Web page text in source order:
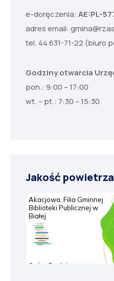
e-doręczenia: AE:PL-
adres email:
tel. 44 631-71-22 (biuro
Godziny otwarcia
pon.: 9:00 – 17:00
wt. – pt.: 7:30 – 15:30
Jakość powietrza